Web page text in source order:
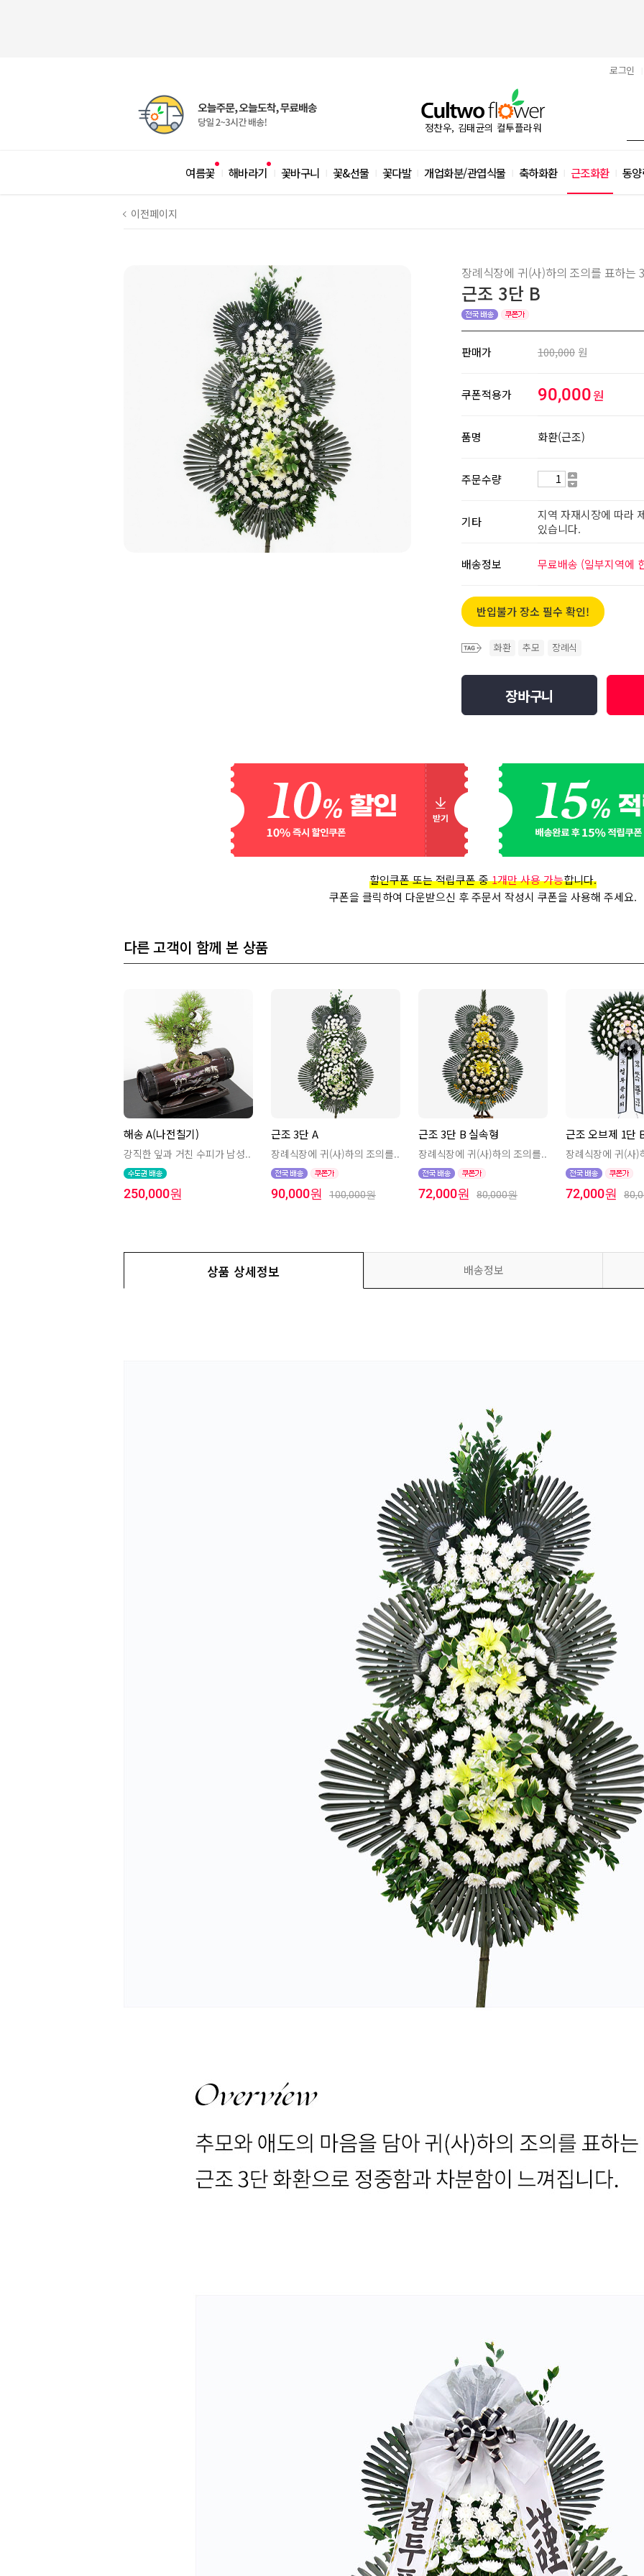
로그인
정찬우, 김태균의 컬투플라워
여름꽃 해바라기 꽃바구니 꽃&선물 꽃다발 개업화분/관엽식물 축하화환 근조화환 동
이전페이지
장례식장에 귀(사)하의 조의를 표하는
근조 3단 B
판매가 100,000 원
쿠폰적용가 90,000원
품명 화환(근조)
주문수량
기타
지역 자재시장에 따라
있습니다.
배송정보 무료배송 (일부지역에
반입불가 장소 필수 확인!
화환 추모 장례식
장바구니
할인쿠폰 또는 적립쿠폰 중1개만 사용 가능합니다.
쿠폰을 클릭하여 다운받으신 후 주문서 작성시 쿠폰을 사용해 주세요.
다른 고객이 함께 본 상품
해송 A(나전칠기)
강직한 잎과 거친 수피가 남성..
250,000원
근조 3단 A
장례식장에 귀(사)하의 조의를..
90,000원 100,000원
근조 3단 B 실속형
장례식장에 귀(사)하의 조의를..
72,000원 80,000원
근조 오브제 1단
장례식장에 귀(사)
72,000원
상품 상세정보 배송정보